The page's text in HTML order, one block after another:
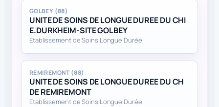
GOLBEY (88)
UNITE DE SOINS DE LONGUE DUREE DU CHI
E.DURKHEIM-SITE GOLBEY
Etablissement de Soins Longue Durée
REMIREMONT (88)
UNITE DE SOINS DE LONGUE DUREE DU CH
DE REMIREMONT
Etablissement de Soins Longue Durée